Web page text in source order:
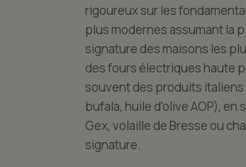
rigoureux sur les
plus modernes assumant la
signature des maisons les
des fours électriques haute
souvent des produits
bufala, huile d'olive AOP),
Gex, volaille de Bresse ou
signature.